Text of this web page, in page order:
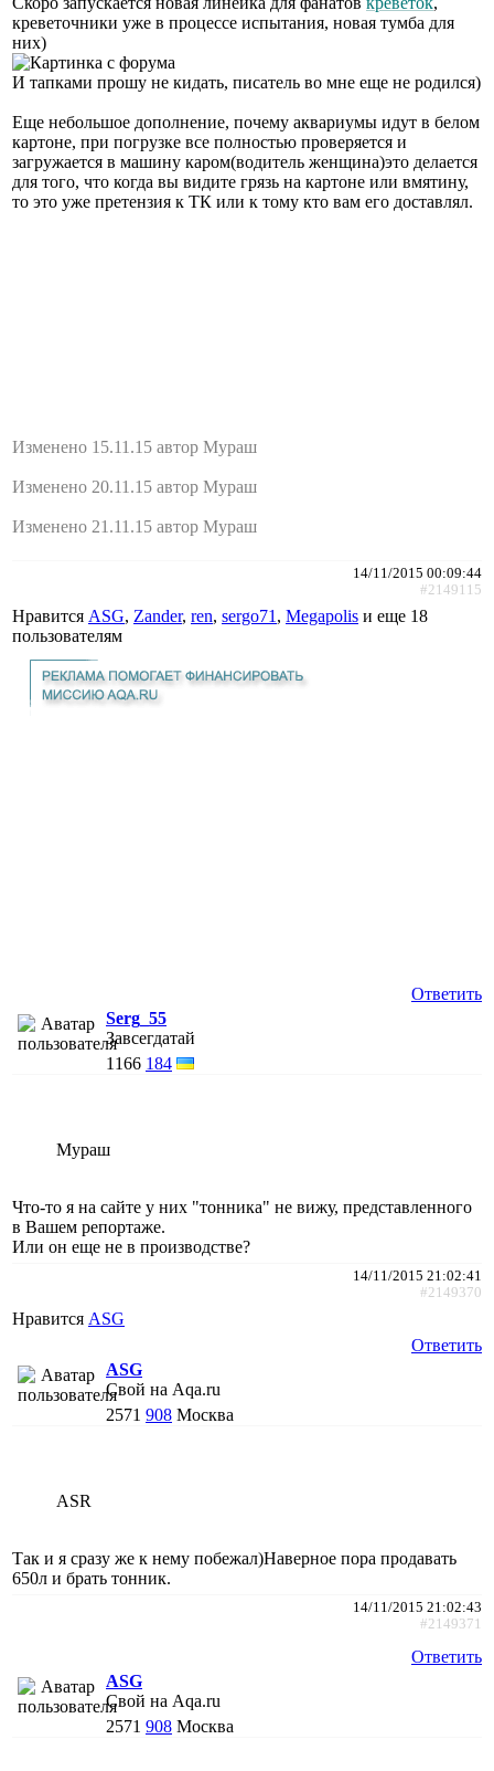
креветочники уже в процессе испытания, новая тумба для
них)
И тапками прошу не кидать, писатель во мне еще не родился)
Еще небольшое дополнение, почему аквариумы идут в белом
картоне, при погрузке все полностью проверяется и
загружается в машину каром(водитель женщина)это делается
для того, что когда вы видите грязь на картоне или вмятину,
то это уже претензия к ТК или к тому кто вам его доставлял.
Изменено 15.11.15 автор Мураш
Изменено 20.11.15 автор Мураш
Изменено 21.11.15 автор Мураш
14/11/2015 00:09:44
#2149115
Нравится АSG, Zander, ren, sergo71 , Megapolis и еще 18
пользователям
Ответить
Serg_55
Завсегдатай
1166 184
Мураш
Что-то я на сайте у них "тонника" не вижу, представленного
в Вашем репортаже.
Или он еще не в производстве?
14/11/2015 21:02:41
#2149370
Нравится АSG
Ответить
АSG
Свой на Aqa.ru
2571 908 Москва
ASR
Так и я сразу же к нему побежал)Наверное пора продавать
650л и брать тонник.
14/11/2015 21:02:43
#2149371
Ответить
АSG
Свой на Aqa.ru
2571 908 Москва